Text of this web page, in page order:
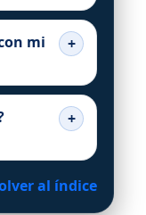
mi
al índice